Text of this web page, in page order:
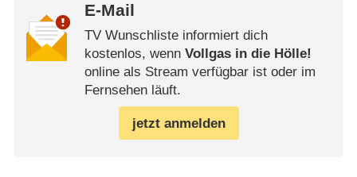
E-Mail
TV Wunschliste informiert dich
kostenlos, wenn Vollgas in die Hölle!
online als Stream verfügbar ist oder im
Fernsehen läuft.
jetzt anmelden